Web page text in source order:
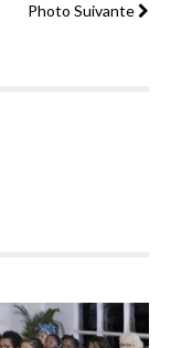
Photo Suivante